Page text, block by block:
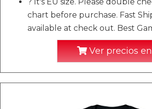
chart before purchase. Fast
available at check out. Best
Ver precios